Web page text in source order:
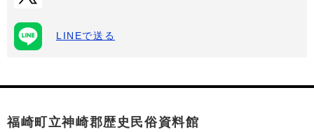
LINEで送る
福崎町立神崎郡歴史民俗資料館